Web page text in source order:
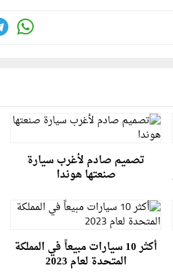
تصميم صادم لأغرب سيارة
صنعتها هوندا
أكثر 10 سيارات مبيعاً في المملكة
المتحدة لعام 2023